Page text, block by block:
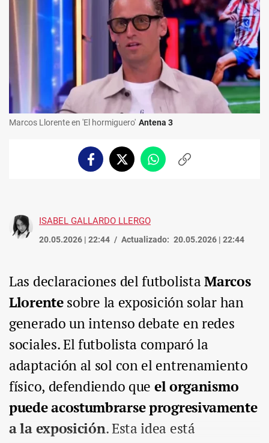
Marcos Llorente en 'El hormiguero' Antena 3
FacebookTwitterWhatsappCopiar
ISABEL GALLARDO LLERGO
20.05.2026 | 22:44 Actualizado: 20.05.2026 | 22:44
Las declaraciones del futbolistaMarcos
Llorentesobre la exposición solar han
generado un intenso debate en redes
sociales. El futbolista comparó la
adaptación al sol con el entrenamiento
físico, defendiendo que el organismo
puede acostumbrarse progresivamente
a la exposición. Esta idea está